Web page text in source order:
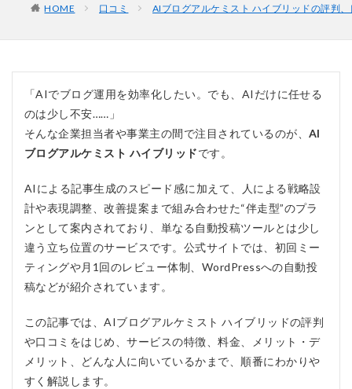
HOME 口コミ AIブログアルケミスト ハイブリッドの評判
「AIでブログ運用を効率化したい。でも、AIだけに任せる
のは少し不安……」
そんな企業担当者や事業主の間で注目されているのが、 AI
ブログアルケミスト ハイブリッドです。
AIによる記事生成のスピード感に加えて、人による戦略設
計や表現調整、改善提案まで組み合わせた“伴走型”のプラ
ンとして案内されており、単なる自動投稿ツールとは少し
違う立ち位置のサービスです。公式サイトでは、初回ミー
ティングや月1回のレビュー体制、WordPressへの自動投
稿などが紹介されています。
この記事では、AIブログアルケミスト ハイブリッドの評判
や口コミをはじめ、サービスの特徴、料金、メリット・デ
メリット、どんな人に向いているかまで、順番にわかりや
すく解説します。